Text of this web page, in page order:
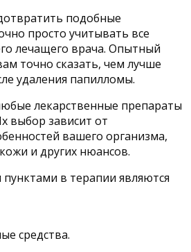
подобные
просто учитывать все
лечащего врача. Опытный
точно сказать, чем лучше
удаления папилломы.
лекарственные препараты
выбор зависит от
вашего организма,
и других нюансов.
в терапии являются
средства.